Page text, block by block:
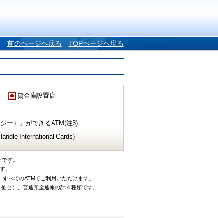
前のページへ戻る TOPページへ戻る
貸金庫設置店
ー）」ができるATM(注3)
International Cards）
す。
。
べてのATMでご利用いただけます。
台）、普通預金通帳の計４種類です。